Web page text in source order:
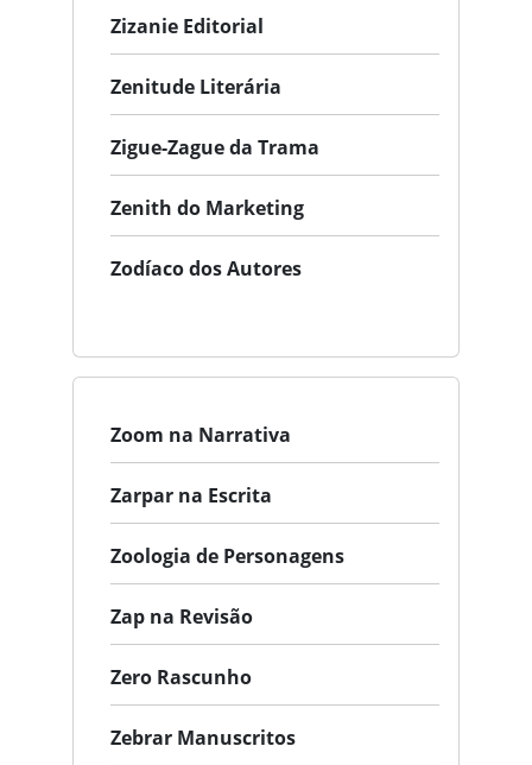
Zizanie Editorial
Zenitude Literária
Zigue-Zague da Trama
Zenith do Marketing
Zodíaco dos Autores
Zoom na Narrativa
Zarpar na Escrita
Zoologia de Personagens
Zap na Revisão
Zero Rascunho
Zebrar Manuscritos